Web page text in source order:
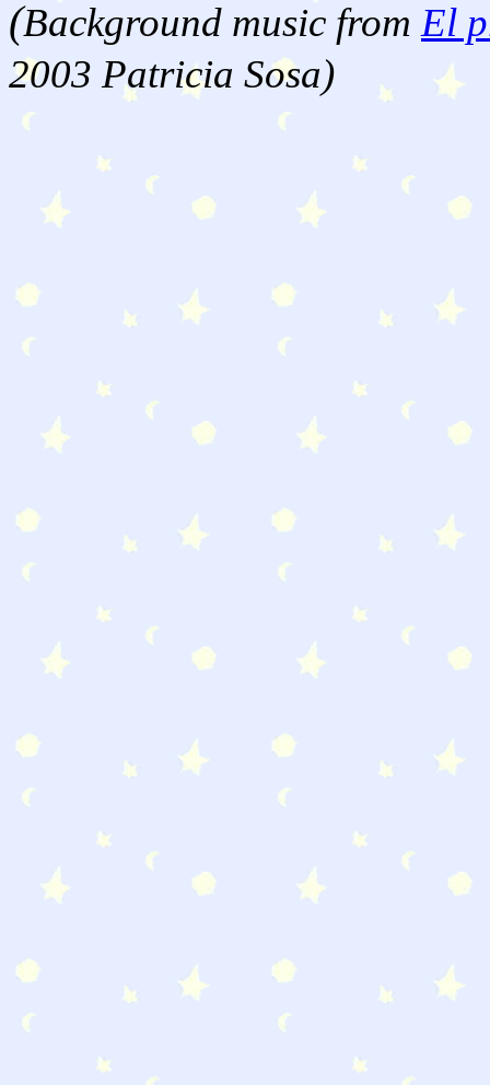
(Background music from El
2003 Patricia Sosa)